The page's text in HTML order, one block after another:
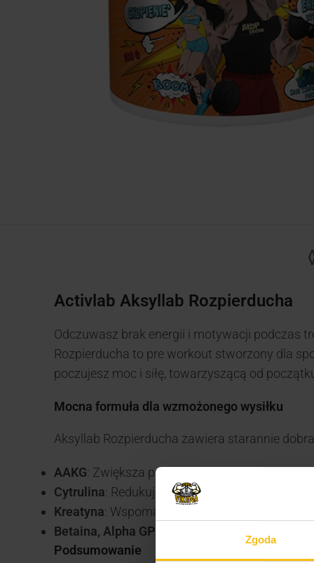
Zgoda
Activlab Aksyllab Rozpierducha
Odczuwasz brak energii i motywacji podczas
Rozpierducha to pre workout stworzony dla
poczujesz moc i siłę, towarzyszącą od
Mocna formuła dla wzmożonego wysiłku
Aksyllab Rozpierducha zawiera starannie
AAKG: Zwiększa produkcję tlenku azotu, co
Cytrulina: Redukuje ból mięśniowy, zmęczenie
Kreatyna: Wspomaga odbudowę tkanek,
Betaina, Alpha GPC, Tauryna, Kofeina
Podsumowanie